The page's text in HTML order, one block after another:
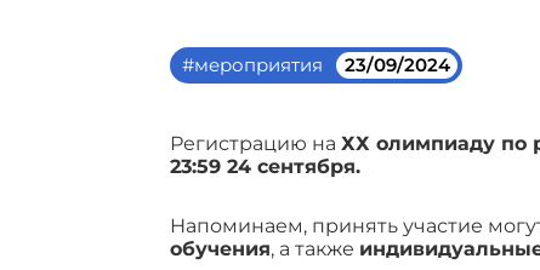
#мероприятия 23/09/2024
Регистрацию на ХХ олимпиаду по
23:59 24 сентября.
Напоминаем, принять участие
обучения, а также